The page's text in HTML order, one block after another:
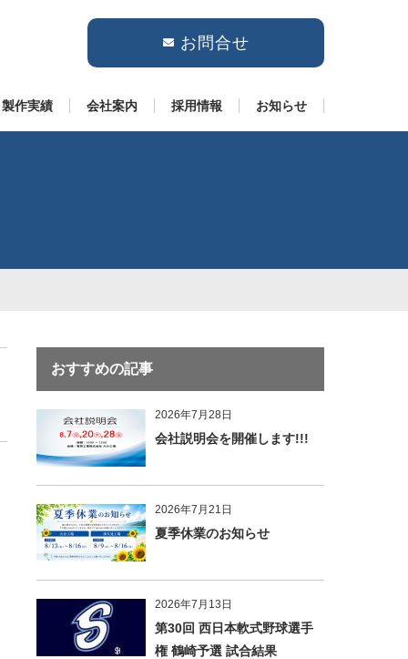
製作実績 会社案内 採用情報 お知らせ
お問合せ
おすすめの記事
2026年7月28日
会社説明会を開催します!!!
2026年7月21日
夏季休業のお知らせ
2026年7月13日
第30回 西日本軟式野球選手
権 鶴崎予選 試合結果